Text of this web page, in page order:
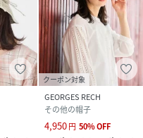
クーポン対象
GEORGES RECH
その他の帽子
4,950円 50%OFF